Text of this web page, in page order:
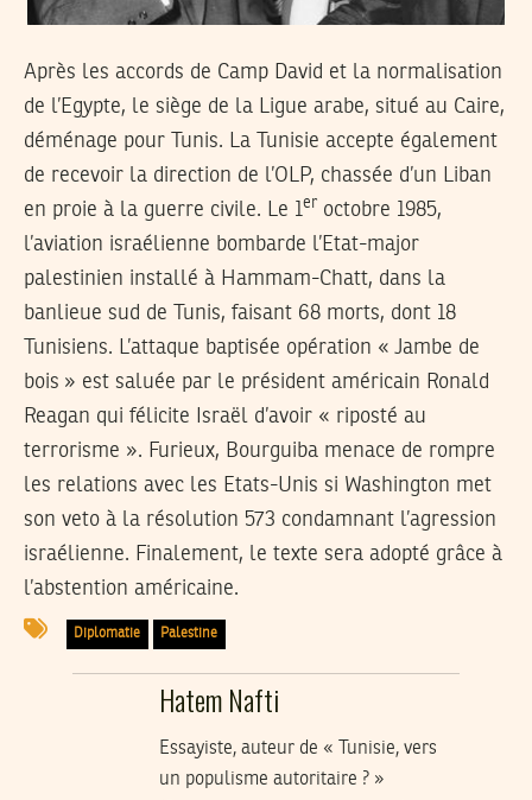
Après les accords de Camp David et la normalisation
de l’Egypte, le siège de la Ligue arabe, situé au Caire,
déménage pour Tunis. La Tunisie accepte également
de recevoir la direction de l’OLP, chassée d’un Liban
en proie à la guerre civile. Le 1
er octobre 1985,
l’aviation israélienne bombarde l’Etat-major
palestinien installé à Hammam-Chatt, dans la
banlieue sud de Tunis, faisant 68 morts, dont 18
Tunisiens. L’attaque baptisée opération « Jambe de
bois » est saluée par le président américain Ronald
Reagan qui félicite Israël d’avoir « riposté au
terrorisme ». Furieux, Bourguiba menace de rompre
les relations avec les Etats-Unis si Washington met
son veto à la résolution 573 condamnant l’agression
israélienne. Finalement, le texte sera adopté grâce à
l’abstention américaine.
Diplomatie Palestine
Hatem Nafti
Essayiste, auteur de « Tunisie, vers
un populisme autoritaire ? »